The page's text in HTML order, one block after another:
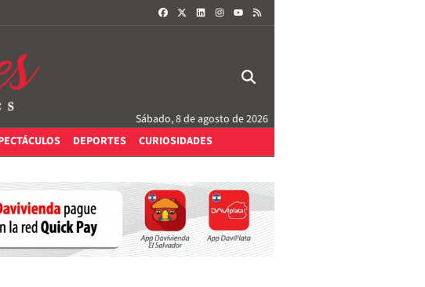
FACEBOOKLINKEDININSTAGRAM
Sábado, 8 de agosto de 2026
DEPORTES CURIOSIDADES